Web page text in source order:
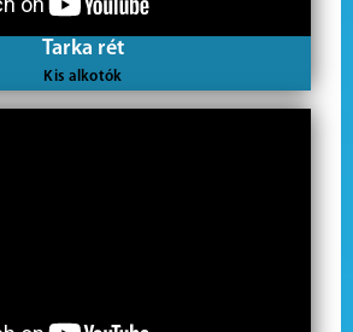
Tarka rét
Kis alkotók